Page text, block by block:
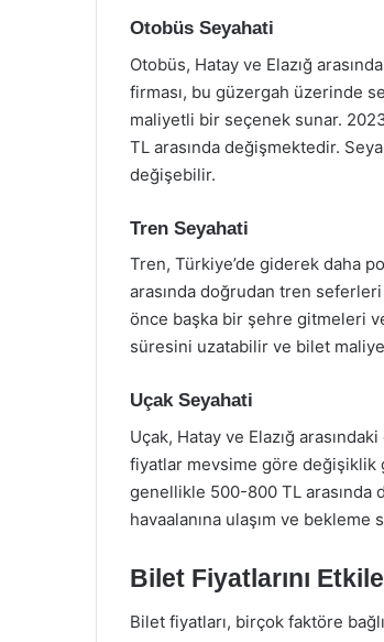
Otobüs Seyahati
Otobüs, Hatay ve Elazığ
firması, bu güzergah üzerinde
maliyetli bir seçenek sunar.
TL arasında değişmektedir.
değişebilir.
Tren Seyahati
Tren, Türkiye’de giderek daha
arasında doğrudan tren
önce başka bir şehre gitmeleri
süresini uzatabilir ve bilet
Uçak Seyahati
Uçak, Hatay ve Elazığ
fiyatlar mevsime göre değişiklik
genellikle 500-800 TL arasında
havaalanına ulaşım ve
Bilet Fiyatlarını
Bilet fiyatları, birçok faktöre